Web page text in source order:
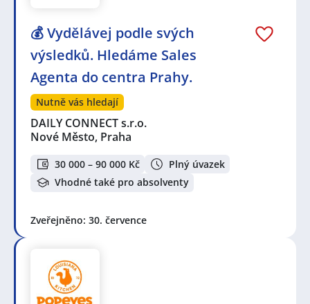
💰 Vydělávej podle svých
výsledků. Hledáme Sales
Agenta do centra Prahy.
Nutně vás hledají
DAILY CONNECT s.r.o.
Nové Město, Praha
30 000 – 90 000 Kč
Plný úvazek
Vhodné také pro absolventy
Zveřejněno: 30. července